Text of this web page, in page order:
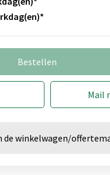
3
Bestellen
Mail
de winkelwagen/